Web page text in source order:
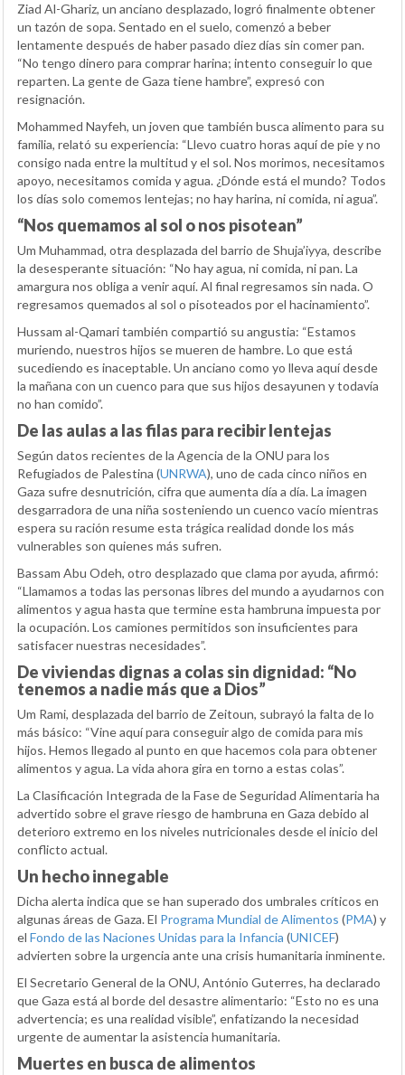
Ziad Al-Ghariz, un anciano desplazado, logró finalmente obtener
un tazón de sopa. Sentado en el suelo, comenzó a beber
lentamente después de haber pasado diez días sin comer pan.
“No tengo dinero para comprar harina; intento conseguir lo que
reparten. La gente de Gaza tiene hambre”, expresó con
resignación.
Mohammed Nayfeh, un joven que también busca alimento para su
familia, relató su experiencia: “Llevo cuatro horas aquí de pie y no
consigo nada entre la multitud y el sol. Nos morimos, necesitamos
apoyo, necesitamos comida y agua. ¿Dónde está el mundo? Todos
los días solo comemos lentejas; no hay harina, ni comida, ni agua”.
“Nos quemamos al sol o nos pisotean”
Um Muhammad, otra desplazada del barrio de Shuja’iyya, describe
la desesperante situación: “No hay agua, ni comida, ni pan. La
amargura nos obliga a venir aquí. Al final regresamos sin nada. O
regresamos quemados al sol o pisoteados por el hacinamiento”.
Hussam al-Qamari también compartió su angustia: “Estamos
muriendo, nuestros hijos se mueren de hambre. Lo que está
sucediendo es inaceptable. Un anciano como yo lleva aquí desde
la mañana con un cuenco para que sus hijos desayunen y todavía
no han comido”.
De las aulas a las filas para recibir lentejas
Según datos recientes de la Agencia de la ONU para los
Refugiados de Palestina (UNRWA), uno de cada cinco niños en
Gaza sufre desnutrición, cifra que aumenta día a día. La imagen
desgarradora de una niña sosteniendo un cuenco vacío mientras
espera su ración resume esta trágica realidad donde los más
vulnerables son quienes más sufren.
Bassam Abu Odeh, otro desplazado que clama por ayuda, afirmó:
“Llamamos a todas las personas libres del mundo a ayudarnos con
alimentos y agua hasta que termine esta hambruna impuesta por
la ocupación. Los camiones permitidos son insuficientes para
satisfacer nuestras necesidades”.
De viviendas dignas a colas sin dignidad: “No
tenemos a nadie más que a Dios”
Um Rami, desplazada del barrio de Zeitoun, subrayó la falta de lo
más básico: “Vine aquí para conseguir algo de comida para mis
hijos. Hemos llegado al punto en que hacemos cola para obtener
alimentos y agua. La vida ahora gira en torno a estas colas”.
La Clasificación Integrada de la Fase de Seguridad Alimentaria ha
advertido sobre el grave riesgo de hambruna en Gaza debido al
deterioro extremo en los niveles nutricionales desde el inicio del
conflicto actual.
Un hecho innegable
Dicha alerta indica que se han superado dos umbrales críticos en
algunas áreas de Gaza. El Programa Mundial de Alimentos (PMA) y
el Fondo de las Naciones Unidas para la Infancia (UNICEF)
advierten sobre la urgencia ante una crisis humanitaria inminente.
El Secretario General de la ONU, António Guterres, ha declarado
que Gaza está al borde del desastre alimentario: “Esto no es una
advertencia; es una realidad visible”, enfatizando la necesidad
urgente de aumentar la asistencia humanitaria.
Muertes en busca de alimentos